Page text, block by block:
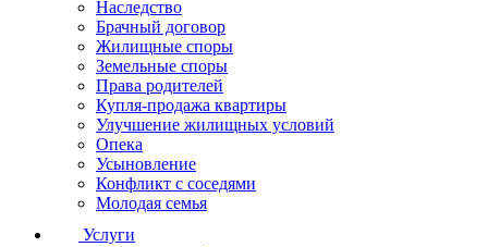
Наследство
Брачный договор
Жилищные споры
Земельные споры
Права родителей
Купля-продажа квартиры
Улучшение жилищных условий
Опека
Усыновление
Конфликт с соседями
Молодая семья
Услуги